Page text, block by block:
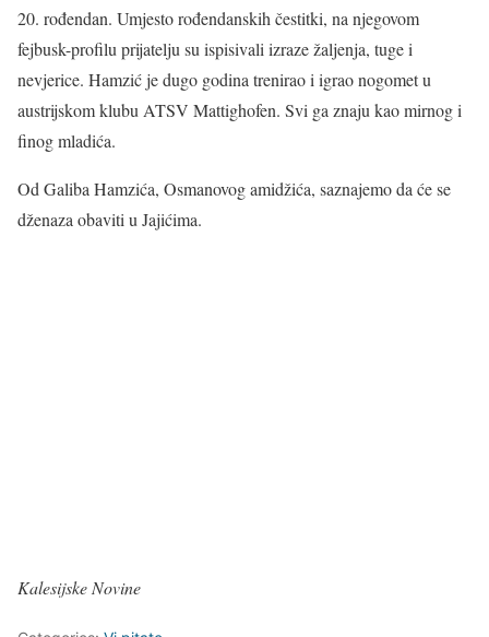
20. rođendan. Umjesto rođendanskih čestitki, na njegovom
fejbusk-profilu prijatelju su ispisivali izraze žaljenja, tuge i
nevjerice. Hamzić je dugo godina trenirao i igrao nogomet u
austrijskom klubu ATSV Mattighofen. Svi ga znaju kao mirnog i
finog mladića.
Od Galiba Hamzića, Osmanovog amidžića, saznajemo da će se
dženaza obaviti u Jajićima.
Kalesijske Novine